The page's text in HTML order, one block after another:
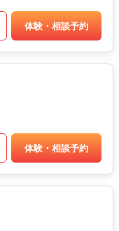
体験・相談予約
体験・相談予約